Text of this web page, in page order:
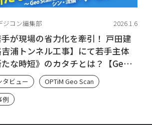
ジコン編集部 2026.1.6
が現場の省力化を牽引！ 戸田建
浦トンネル工事】にて若手主体
な時短》のカタチとは？【Geo
シン・流儀】
タビュー
OPTiM Geo Scan
例